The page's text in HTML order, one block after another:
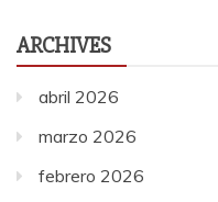
ARCHIVES
abril 2026
marzo 2026
febrero 2026